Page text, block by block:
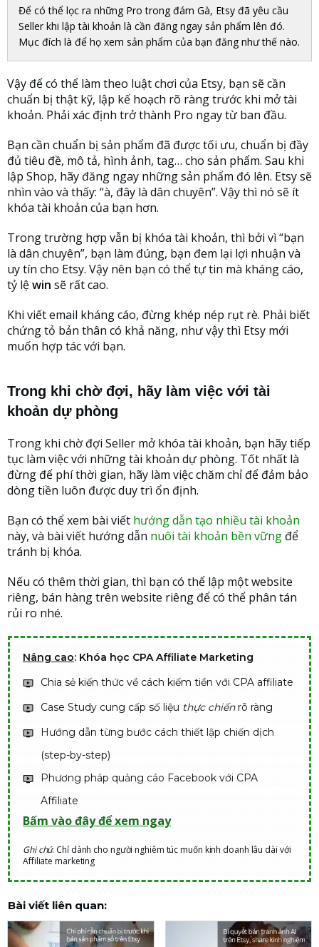
Để có thể lọc ra những Pro trong đám Gà, Etsy đã yêu cầu
Seller khi lập tài khoản là cần đăng ngay sản phẩm lên đó.
Mục đích là để họ xem sản phẩm của bạn đăng như thế nào.
Vậy để có thể làm theo luật chơi của Etsy, bạn sẽ cần
chuẩn bị thật kỹ, lập kế hoạch rõ ràng trước khi mở tài
khoản. Phải xác định trở thành Pro ngay từ ban đầu.
Bạn cần chuẩn bị sản phẩm đã được tối ưu, chuẩn bị đầy
đủ tiêu đề, mô tả, hình ảnh, tag… cho sản phẩm. Sau khi
lập Shop, hãy đăng ngay những sản phẩm đó lên. Etsy sẽ
nhìn vào và thấy: “à, đây là dân chuyên”. Vậy thì nó sẽ ít
khóa tài khoản của bạn hơn.
Trong trường hợp vẫn bị khóa tài khoản, thì bởi vì “bạn
là dân chuyên”, bạn làm đúng, bạn đem lại lợi nhuận và
uy tín cho Etsy. Vậy nên bạn có thể tự tin mà kháng cáo,
tỷ lệwin sẽ rất cao.
Khi viết email kháng cáo, đừng khép nép rụt rè. Phải biết
chứng tỏ bản thân có khả năng, như vậy thì Etsy mới
muốn hợp tác với bạn.
Trong khi chờ đợi, hãy làm việc với tài
khoản dự phòng
Trong khi chờ đợi Seller mở khóa tài khoản, bạn hãy tiếp
tục làm việc với những tài khoản dự phòng. Tốt nhất là
đừng để phí thời gian, hãy làm việc chăm chỉ để đảm bảo
dòng tiền luôn được duy trì ổn định.
Bạn có thể xem bài viết hướng dẫn tạo nhiều tài khoản
này, và bài viết hướng dẫn nuôi tài khoản bền vững để
tránh bị khóa.
Nếu có thêm thời gian, thì bạn có thể lập một website
riêng, bán hàng trên website riêng để có thể phân tán
rủi ro nhé.
Nâng cao: Khóa học CPA Affiliate Marketing
Chia sẻ kiến thức về cách kiếm tiền với CPA affiliate
Case Study cung cấp số liệu thực chiếnrõ ràng
Hướng dẫn từng bước cách thiết lập chiến dịch
(step-by-step)
Phương pháp quảng cáo Facebook với CPA
Affiliate
Bấm vào đây để xem ngay
Ghi chú: Chỉ dành cho người nghiêm túc muốn kinh doanh lâu dài với
Affiliate marketing
Bài viết liên quan: